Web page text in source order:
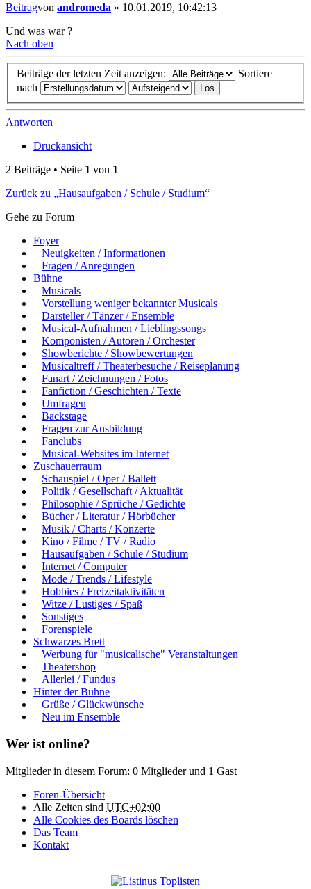
Beitragvon andromeda » 10.01.2019, 10:42:13
Und was war ?
Nach oben
Beiträge der letzten Zeit anzeigen:
Sortiere
nach
Antworten
Druckansicht
2 Beiträge • Seite 1 von 1
Zurück zu „Hausaufgaben / Schule / Studium“
Gehe zu Forum
Foyer
Neuigkeiten / Informationen
Fragen / Anregungen
Bühne
Musicals
Vorstellung weniger bekannter Musicals
Darsteller / Tänzer / Ensemble
Musical-Aufnahmen / Lieblingssongs
Komponisten / Autoren / Orchester
Showberichte / Showbewertungen
Musicaltreff / Theaterbesuche / Reiseplanung
Fanart / Zeichnungen / Fotos
Fanfiction / Geschichten / Texte
Umfragen
Backstage
Fragen zur Ausbildung
Fanclubs
Musical-Websites im Internet
Zuschauerraum
Schauspiel / Oper / Ballett
Politik / Gesellschaft / Aktualität
Philosophie / Sprüche / Gedichte
Bücher / Literatur / Hörbücher
Musik / Charts / Konzerte
Kino / Filme / TV / Radio
Hausaufgaben / Schule / Studium
Internet / Computer
Mode / Trends / Lifestyle
Hobbies / Freizeitaktivitäten
Witze / Lustiges / Spaß
Sonstiges
Forenspiele
Schwarzes Brett
Werbung für "musicalische" Veranstaltungen
Theatershop
Allerlei / Fundus
Hinter der Bühne
Grüße / Glückwünsche
Neu im Ensemble
Wer ist online?
Mitglieder in diesem Forum: 0 Mitglieder und 1 Gast
Foren-Übersicht
Alle Zeiten sind UTC+02:00
Alle Cookies des Boards löschen
Das Team
Kontakt